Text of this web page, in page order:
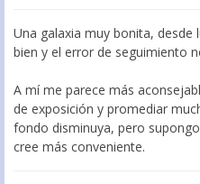
Una galaxia muy bonita, desde
bien y el error de seguimiento
A mí me parece más
de exposición y promediar
fondo disminuya, pero
cree más conveniente.